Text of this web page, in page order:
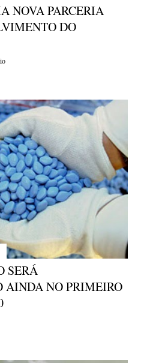
NOVA PARCERIA
DO
SERÁ
AINDA NO PRIMEIRO